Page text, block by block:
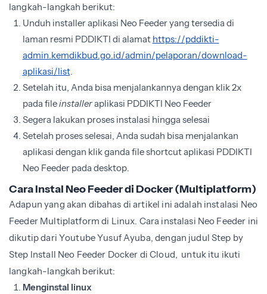
langkah-langkah berikut:
Unduh installer aplikasi Neo Feeder yang tersedia di
laman resmi PDDIKTI di alamat https://pddikti-
admin.kemdikbud.go.id/admin/pelaporan/download-
aplikasi/list.
Setelah itu, Anda bisa menjalankannya dengan klik 2x
pada fileinstalleraplikasi PDDIKTI Neo Feeder
Segera lakukan proses instalasi hingga selesai
Setelah proses selesai, Anda sudah bisa menjalankan
aplikasi dengan klik ganda file shortcut aplikasi PDDIKTI
Neo Feeder pada desktop.
Cara Instal Neo Feeder di Docker (Multiplatform)
Adapun yang akan dibahas di artikel ini adalah instalasi Neo
Feeder Multiplatform di Linux. Cara instalasi Neo Feeder ini
dikutip dari Youtube Yusuf Ayuba, dengan judul Step by
Step Install Neo Feeder Docker di Cloud, untuk itu ikuti
langkah-langkah berikut:
Menginstal linux